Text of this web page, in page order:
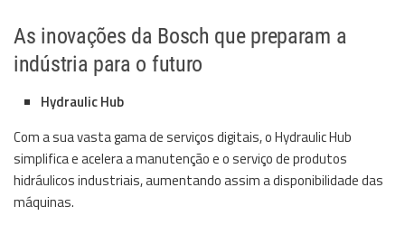
As inovações da Bosch que preparam a
indústria para o futuro
Hydraulic Hub
Com a sua vasta gama de serviços digitais, o Hydraulic Hub
simplifica e acelera a manutenção e o serviço de produtos
hidráulicos industriais, aumentando assim a disponibilidade das
máquinas.